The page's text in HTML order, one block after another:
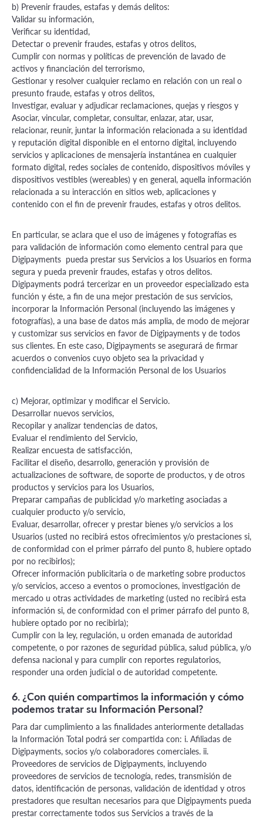
b) Prevenir fraudes, estafas y demás delitos:
Validar su información,
Verificar su identidad,
Detectar o prevenir fraudes, estafas y otros delitos,
Cumplir con normas y políticas de prevención de lavado de
activos y financiación del terrorismo,
Gestionar y resolver cualquier reclamo en relación con un real o
presunto fraude, estafas y otros delitos,
Investigar, evaluar y adjudicar reclamaciones, quejas y riesgos y
Asociar, vincular, completar, consultar, enlazar, atar, usar,
relacionar, reunir, juntar la información relacionada a su identidad
y reputación digital disponible en el entorno digital, incluyendo
servicios y aplicaciones de mensajería instantánea en cualquier
formato digital, redes sociales de contenido, dispositivos móviles y
dispositivos vestibles (wereables) y en general, aquella información
relacionada a su interacción en sitios web, aplicaciones y
contenido con el fin de prevenir fraudes, estafas y otros delitos.
En particular, se aclara que el uso de imágenes y fotografías es
para validación de información como elemento central para que
Digipayments pueda prestar sus Servicios a los Usuarios en forma
segura y pueda prevenir fraudes, estafas y otros delitos.
Digipayments podrá tercerizar en un proveedor especializado esta
función y éste, a fin de una mejor prestación de sus servicios,
incorporar la Información Personal (incluyendo las imágenes y
fotografías), a una base de datos más amplia, de modo de mejorar
y customizar sus servicios en favor de Digipayments y de todos
sus clientes. En este caso, Digipayments se asegurará de firmar
acuerdos o convenios cuyo objeto sea la privacidad y
confidencialidad de la Información Personal de los Usuarios
c) Mejorar, optimizar y modificar el Servicio.
Desarrollar nuevos servicios,
Recopilar y analizar tendencias de datos,
Evaluar el rendimiento del Servicio,
Realizar encuesta de satisfacción,
Facilitar el diseño, desarrollo, generación y provisión de
actualizaciones de software, de soporte de productos, y de otros
productos y servicios para los Usuarios,
Preparar campañas de publicidad y/o marketing asociadas a
cualquier producto y/o servicio,
Evaluar, desarrollar, ofrecer y prestar bienes y/o servicios a los
Usuarios (usted no recibirá estos ofrecimientos y/o prestaciones si,
de conformidad con el primer párrafo del punto 8, hubiere optado
por no recibirlos);
Ofrecer información publicitaria o de marketing sobre productos
y/o servicios, acceso a eventos o promociones, investigación de
mercado u otras actividades de marketing (usted no recibirá esta
información si, de conformidad con el primer párrafo del punto 8,
hubiere optado por no recibirla);
Cumplir con la ley, regulación, u orden emanada de autoridad
competente, o por razones de seguridad pública, salud pública, y/o
defensa nacional y para cumplir con reportes regulatorios,
responder una orden judicial o de autoridad competente.
6. ¿Con quién compartimos la información y cómo
podemos tratar su Información Personal?
Para dar cumplimiento a las finalidades anteriormente detalladas
la Información Total podrá ser compartida con: i. Afiliadas de
Digipayments, socios y/o colaboradores comerciales. ii.
Proveedores de servicios de Digipayments, incluyendo
proveedores de servicios de tecnología, redes, transmisión de
datos, identificación de personas, validación de identidad y otros
prestadores que resultan necesarios para que Digipayments pueda
prestar correctamente todos sus Servicios a través de la